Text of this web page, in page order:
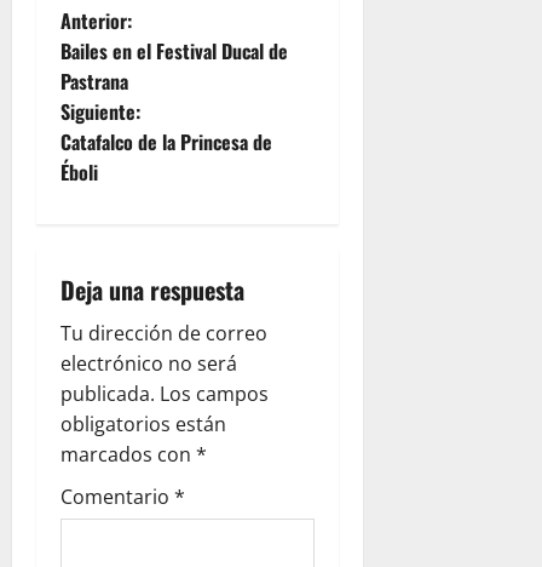
N
a
v
e
a
c
i
ó
n
d
Anterior:
Bailes en el Festival Ducal de
Pastrana
Siguiente:
Catafalco de la Princesa de
Éboli
Deja una respuesta
Tu dirección de correo
electrónico no será
publicada. Los campos
obligatorios están
marcados con *
Comentario *